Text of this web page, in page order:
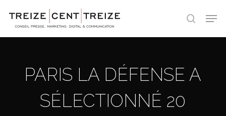
search
PARIS LA DÉFENSE A
SÉLECTIONNÉ 20